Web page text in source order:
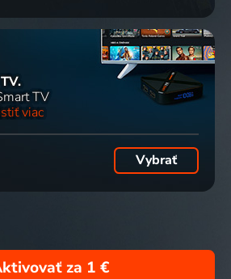
TV
viac
Vybrať
za 1 €